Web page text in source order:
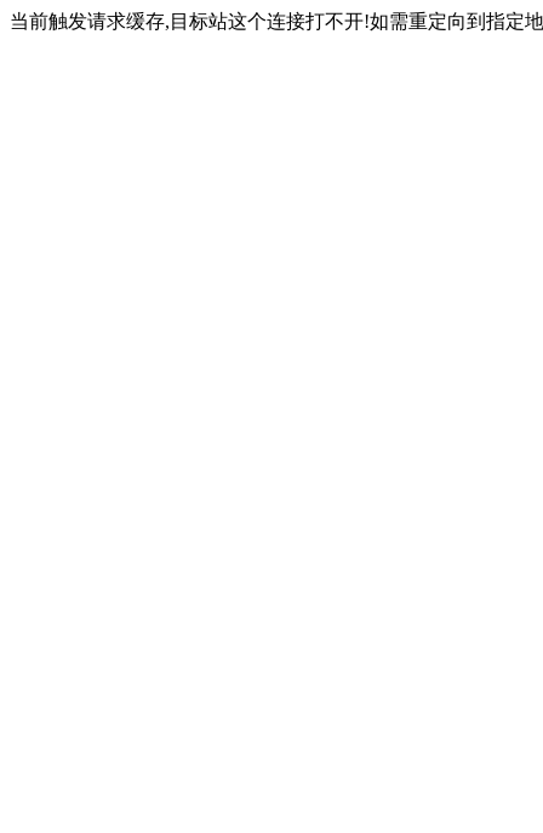
当前触发请求缓存,目标站这个连接打不开!如需重定向到指定